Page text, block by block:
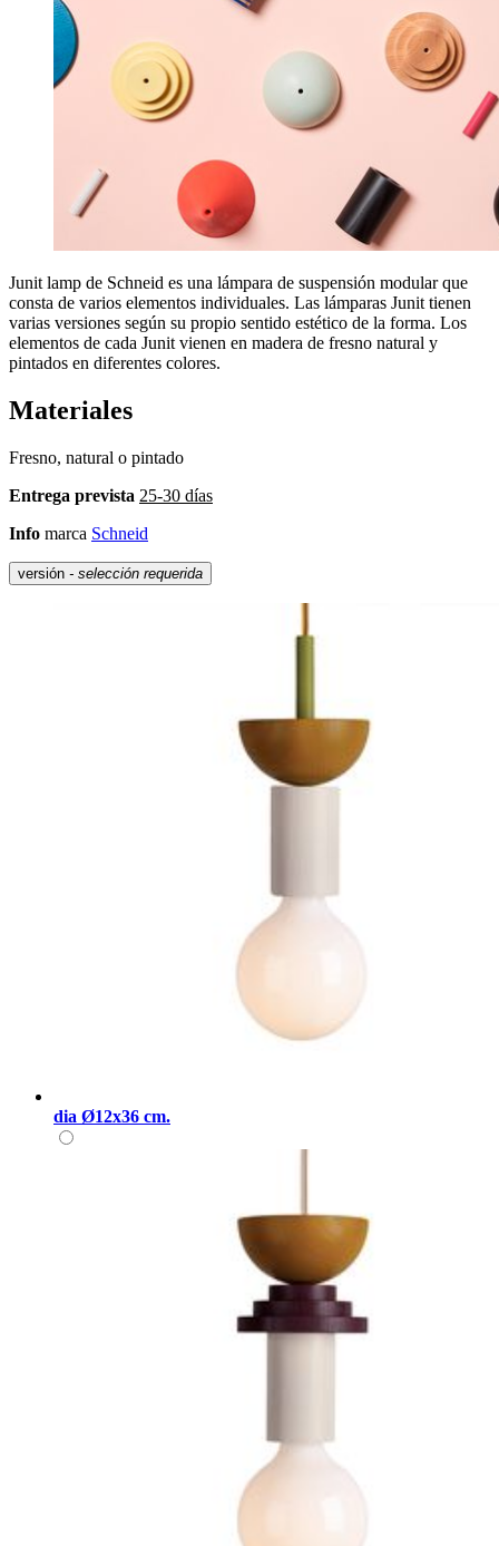
Junit lamp de Schneid es una lámpara de suspensión modular que
consta de varios elementos individuales. Las lámparas Junit tienen
varias versiones según su propio sentido estético de la forma. Los
elementos de cada Junit vienen en madera de fresno natural y
pintados en diferentes colores.
Materiales
Fresno, natural o pintado
Entrega prevista 25-30 días
Info marca Schneid
versión - selección requerida
dia Ø12x36 cm.